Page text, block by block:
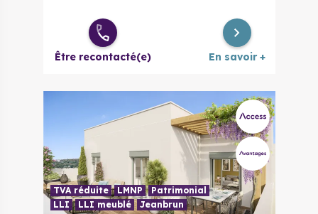
Être recontacté(e) En savoir +
TVA réduite LMNP
Patrimonial
LLI
LLI meublé Jeanbrun